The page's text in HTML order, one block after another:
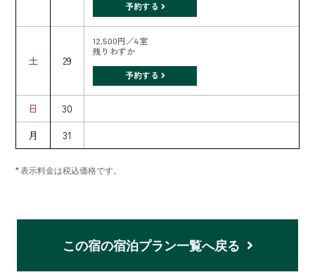
予約する
土 29
12,500円／4室
残りわずか
予約する
日
30
月
31
* 表示料金は税込価格です。
この宿の宿泊プラン一覧へ戻る